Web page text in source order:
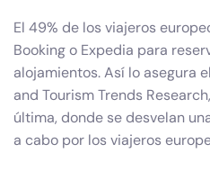
El 49% de los viajeros
Booking o Expedia para
alojamientos. Así lo asegura
and Tourism Trends
última, donde se desvelan
a cabo por los viajeros